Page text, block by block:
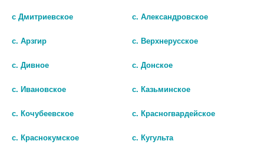
Аналоги по действию
с Дмитриевское с. Александровское
с. Арзгир с. Верхнерусское
с. Дивное с. Донское
с. Ивановское с. Казьминское
с. Кочубеевское с. Красногвардейское
с. Краснокумское с. Кугульта